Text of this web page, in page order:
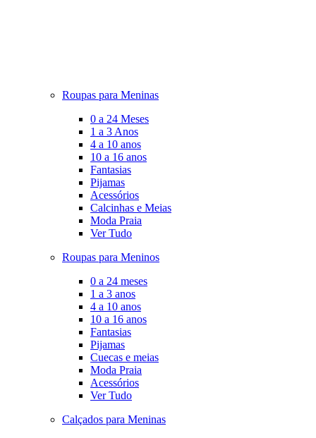
Roupas para Meninas
0 a 24 Meses
1 a 3 Anos
4 a 10 anos
10 a 16 anos
Fantasias
Pijamas
Acessórios
Calcinhas e Meias
Moda Praia
Ver Tudo
Roupas para Meninos
0 a 24 meses
1 a 3 anos
4 a 10 anos
10 a 16 anos
Fantasias
Pijamas
Cuecas e meias
Moda Praia
Acessórios
Ver Tudo
Calçados para Meninas